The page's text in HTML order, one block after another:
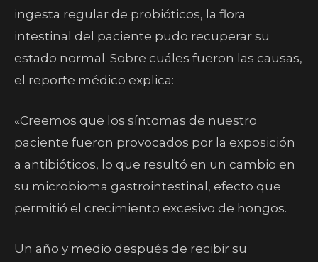
ingesta regular de probióticos, la flora
intestinal del paciente pudo recuperar su
estado normal. Sobre cuáles fueron las causas,
el reporte médico explica:
«Creemos que los síntomas de nuestro
paciente fueron provocados por la exposición
a antibióticos, lo que resultó en un cambio en
su microbioma gastrointestinal, efecto que
permitió el crecimiento excesivo de hongos.
Un año y medio después de recibir su